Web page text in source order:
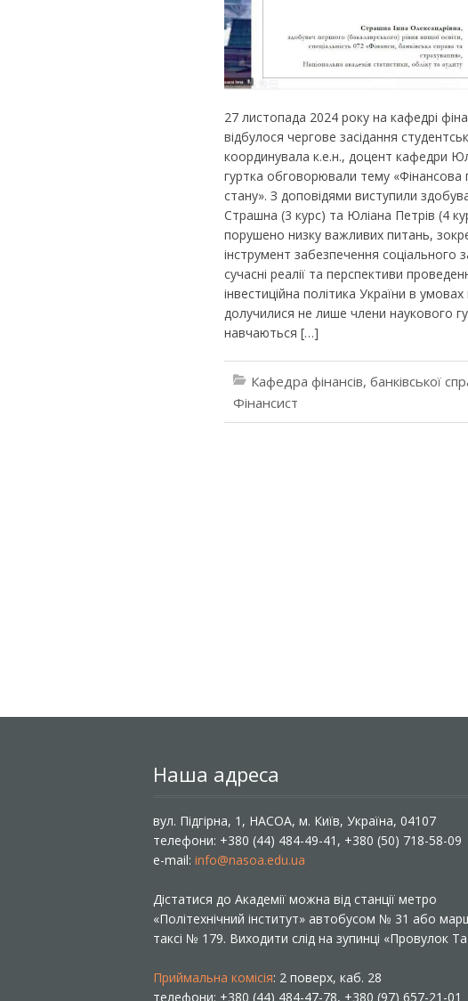
27 листопада 2024 року на кафедрі
відбулося чергове засідання
координувала к.е.н., доцент кафедри
гуртка обговорювали тему «Фінансова
стану». З доповідями виступили
Страшна (3 курс) та Юліана Петрів (4
порушено низку важливих питань,
інструмент забезпечення соціального
сучасні реалії та перспективи
інвестиційна політика України в
долучилися не лише члени наукового
навчаються […]
Кафедра фінансів, банківської
Фінансист
Наша адреса
вул. Підгірна, 1, НАСОА, м. Київ, Україна, 04107
телефони: +380 (44) 484-49-41, +380 (50) 718-58-09
e-mail: info@nasoa.edu.ua
Дістатися до Академії можна від станції метро
«Політехнічний інститут» автобусом № 31 або
таксі № 179. Виходити слід на зупинці «Провулок
Приймальна комісія: 2 поверх, каб. 28
телефони: +380 (44) 484-47-78, +380 (97) 657-21-01